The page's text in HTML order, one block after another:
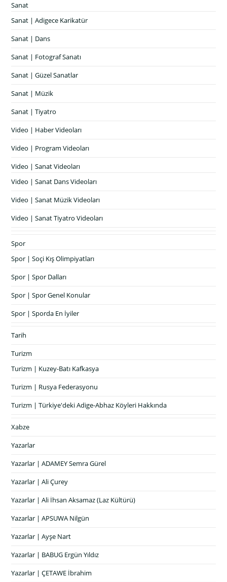
Sanat
Sanat | Adigece Karikatür
Sanat | Dans
Sanat | Fotograf Sanatı
Sanat | Güzel Sanatlar
Sanat | Müzik
Sanat | Tiyatro
Video | Haber Videoları
Video | Program Videoları
Video | Sanat Videoları
Video | Sanat Dans Videoları
Video | Sanat Müzik Videoları
Video | Sanat Tiyatro Videoları
Spor
Spor | Soçi Kış Olimpiyatları
Spor | Spor Dalları
Spor | Spor Genel Konular
Spor | Sporda En İyiler
Tarih
Turizm
Turizm | Kuzey-Batı Kafkasya
Turizm | Rusya Federasyonu
Turizm | Türkiye'deki Adige-Abhaz Köyleri Hakkında
Xabze
Yazarlar
Yazarlar | ADAMEY Semra Gürel
Yazarlar | Ali Çurey
Yazarlar | Ali İhsan Aksamaz (Laz Kültürü)
Yazarlar | APSUWA Nilgün
Yazarlar | Ayşe Nart
Yazarlar | BABUG Ergün Yıldız
Yazarlar | ÇETAWE İbrahim